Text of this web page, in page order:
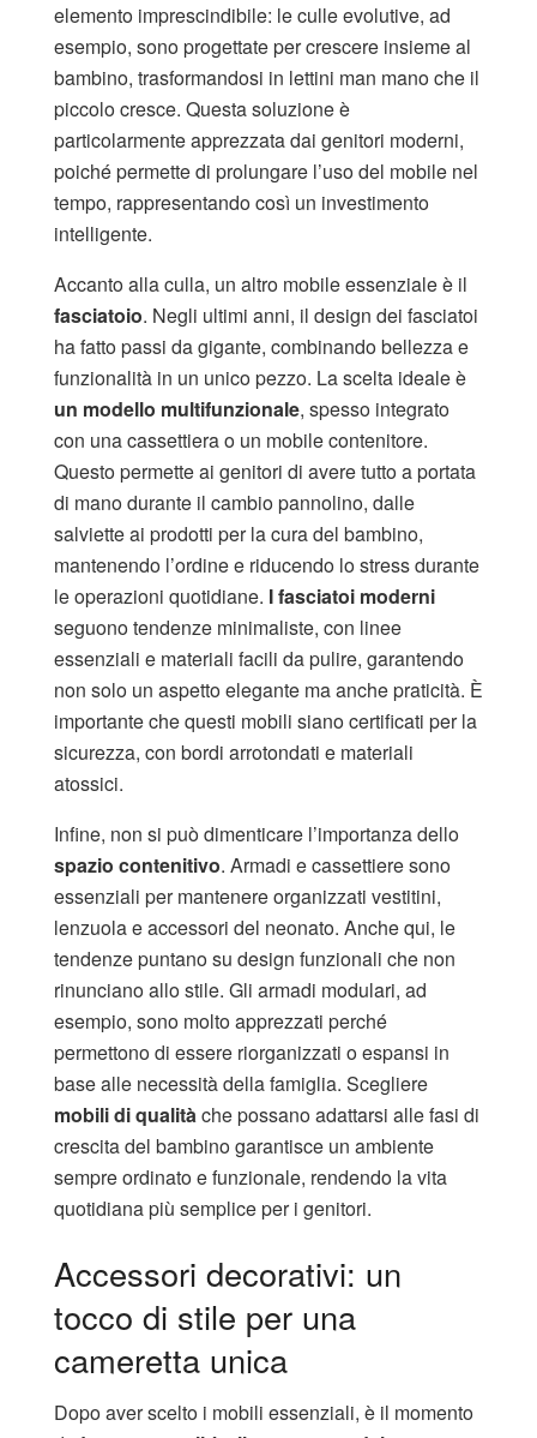
elemento imprescindibile: le culle evolutive, ad
esempio, sono progettate per crescere insieme al
bambino, trasformandosi in lettini man mano che il
piccolo cresce. Questa soluzione è
particolarmente apprezzata dai genitori moderni,
poiché permette di prolungare l’uso del mobile nel
tempo, rappresentando così un investimento
intelligente.
Accanto alla culla, un altro mobile essenziale è il
fasciatoio. Negli ultimi anni, il design dei fasciatoi
ha fatto passi da gigante, combinando bellezza e
funzionalità in un unico pezzo. La scelta ideale è
un modello multifunzionale, spesso integrato
con una cassettiera o un mobile contenitore.
Questo permette ai genitori di avere tutto a portata
di mano durante il cambio pannolino, dalle
salviette ai prodotti per la cura del bambino,
mantenendo l’ordine e riducendo lo stress durante
le operazioni quotidiane. I fasciatoi moderni
seguono tendenze minimaliste, con linee
essenziali e materiali facili da pulire, garantendo
non solo un aspetto elegante ma anche praticità. È
importante che questi mobili siano certificati per la
sicurezza, con bordi arrotondati e materiali
atossici.
Infine, non si può dimenticare l’importanza dello
spazio contenitivo. Armadi e cassettiere sono
essenziali per mantenere organizzati vestitini,
lenzuola e accessori del neonato. Anche qui, le
tendenze puntano su design funzionali che non
rinunciano allo stile. Gli armadi modulari, ad
esempio, sono molto apprezzati perché
permettono di essere riorganizzati o espansi in
base alle necessità della famiglia. Scegliere
mobili di qualitàche possano adattarsi alle fasi di
crescita del bambino garantisce un ambiente
sempre ordinato e funzionale, rendendo la vita
quotidiana più semplice per i genitori.
Accessori decorativi: un
tocco di stile per una
cameretta unica
Dopo aver scelto i mobili essenziali, è il momento